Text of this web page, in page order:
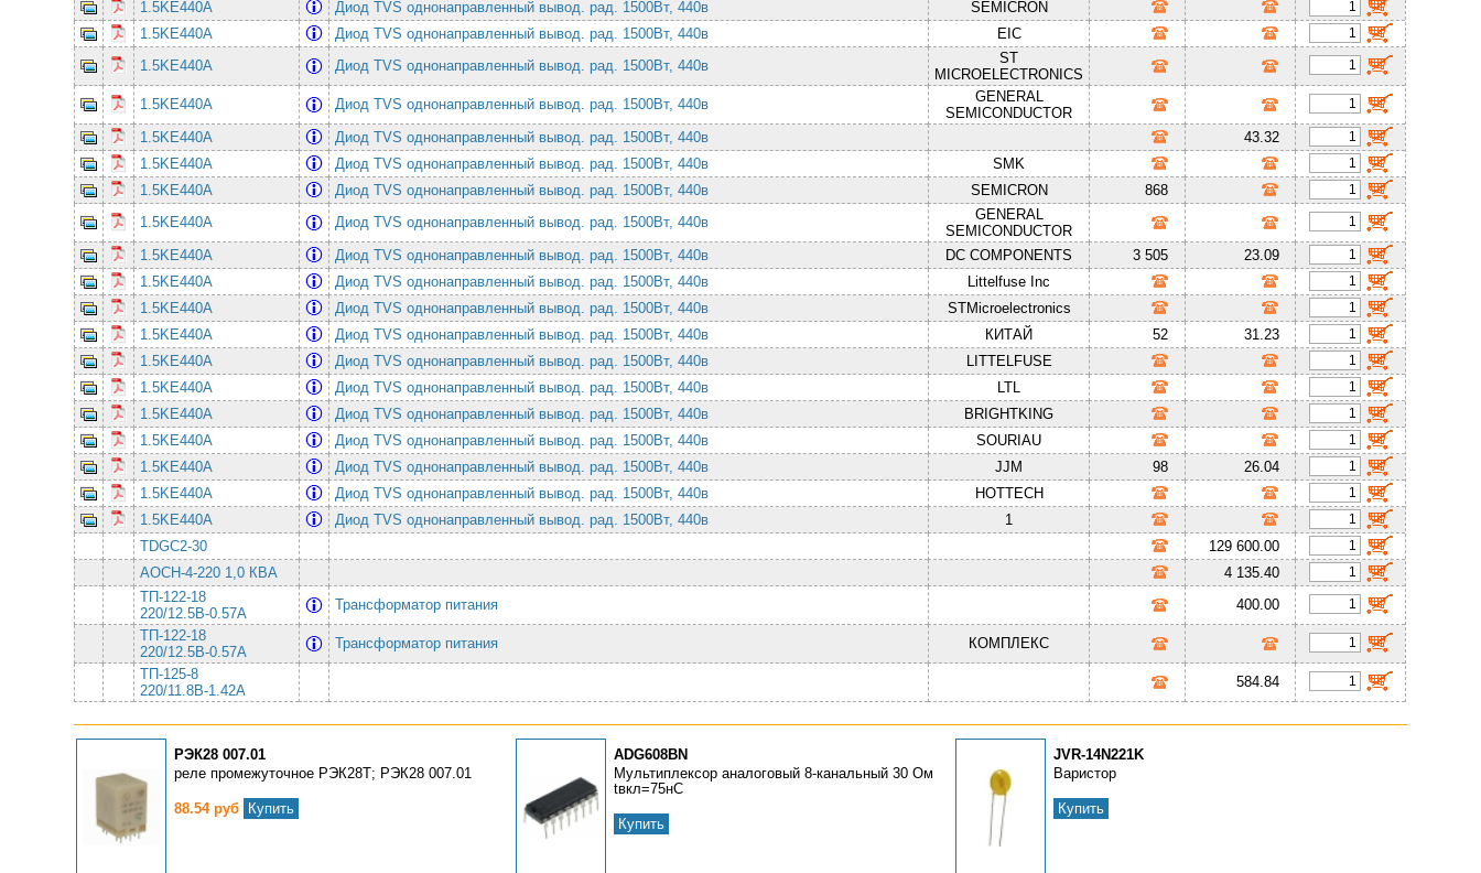
1.5KE440A
Диод TVS однонаправленный вывод. рад. 1500Вт, 440в
SEMICRON
1.5KE440A
Диод TVS однонаправленный вывод. рад. 1500Вт, 440в
EIC
1.5KE440A
Диод TVS однонаправленный вывод. рад. 1500Вт, 440в
ST
MICROELECTRONICS
1.5KE440A
Диод TVS однонаправленный вывод. рад. 1500Вт, 440в
GENERAL
SEMICONDUCTOR
1.5KE440A
Диод TVS однонаправленный вывод. рад. 1500Вт, 440в
43.32
1.5KE440A
Диод TVS однонаправленный вывод. рад. 1500Вт, 440в
SMK
1.5KE440A
Диод TVS однонаправленный вывод. рад. 1500Вт, 440в SEMICRON
868
1.5KE440A
Диод TVS однонаправленный вывод. рад. 1500Вт, 440в
GENERAL
SEMICONDUCTOR
1.5KE440A
Диод TVS однонаправленный вывод. рад. 1500Вт, 440в DC COMPONENTS 3 505
23.09
1.5KE440A
Диод TVS однонаправленный вывод. рад. 1500Вт, 440в
Littelfuse Inc
1.5KE440A
Диод TVS однонаправленный вывод. рад. 1500Вт, 440в
STMicroelectronics
1.5KE440A
Диод TVS однонаправленный вывод. рад. 1500Вт, 440в КИТАЙ 52
31.23
1.5KE440A
Диод TVS однонаправленный вывод. рад. 1500Вт, 440в
LITTELFUSE
1.5KE440A
Диод TVS однонаправленный вывод. рад. 1500Вт, 440в
LTL
1.5KE440A
Диод TVS однонаправленный вывод. рад. 1500Вт, 440в
BRIGHTKING
1.5KE440A
Диод TVS однонаправленный вывод. рад. 1500Вт, 440в
SOURIAU
1.5KE440A
Диод TVS однонаправленный вывод. рад. 1500Вт, 440в JJM 98
26.04
1.5KE440A
Диод TVS однонаправленный вывод. рад. 1500Вт, 440в
HOTTECH
1.5KE440A
Диод TVS однонаправленный вывод. рад. 1500Вт, 440в
1
TDGC2-30
129 600.00
АОСН-4-220 1,0 КВА
4 135.40
ТП-122-18
220/12.5В-0.57А
Трансформатор питания
400.00
ТП-122-18
220/12.5В-0.57А
Трансформатор питания
КОМПЛЕКС
ТП-125-8
220/11.8В-1.42А
584.84
РЭК28 007.01
реле промежуточное РЭК28Т; РЭК28 007.01
88.54 руб Купить
ADG608BN
Мультиплексор аналоговый 8-канальный 30 Ом
tвкл=75нС
Купить
JVR-14N221K
Варистор
Купить